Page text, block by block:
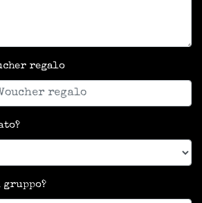
regalo